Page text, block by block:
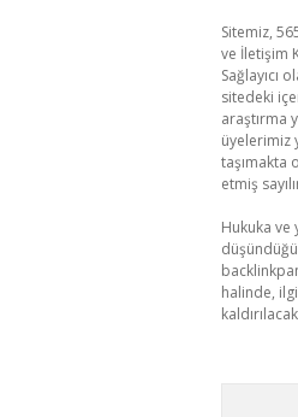
Sitemiz,
ve İletişim
Sağlayıcı
sitedeki
araştırma
üyelerimiz
taşımakta
etmiş
Hukuka ve
halinde,